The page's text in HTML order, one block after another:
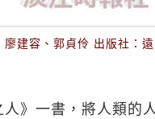
建容、郭貞伶 出版社：
》一書，將人類的